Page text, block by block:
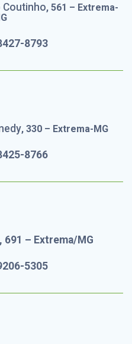
Coutinho, 561 – Extrema-
8793
, 330 – Extrema-MG
8766
, 691 – Extrema/MG
5305